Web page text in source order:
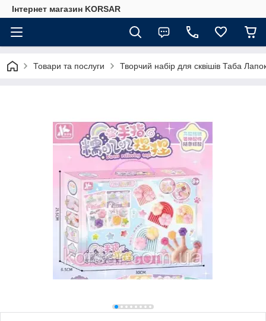
Iнтернет магазин KORSAR
Товари та послуги Творчий набір для сквішів Таба